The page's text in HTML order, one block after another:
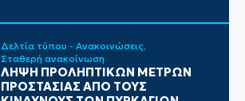
Δελτία τύπου - Ανακοινώσεις
Σταθερή ανακοίνωση
ΛΗΨΗ ΠΡΟΛΗΠΤΙΚΩΝ ΜΕΤΡΩΝ
ΠΡΟΣΤΑΣΙΑΣ ΑΠΟ ΤΟΥΣ